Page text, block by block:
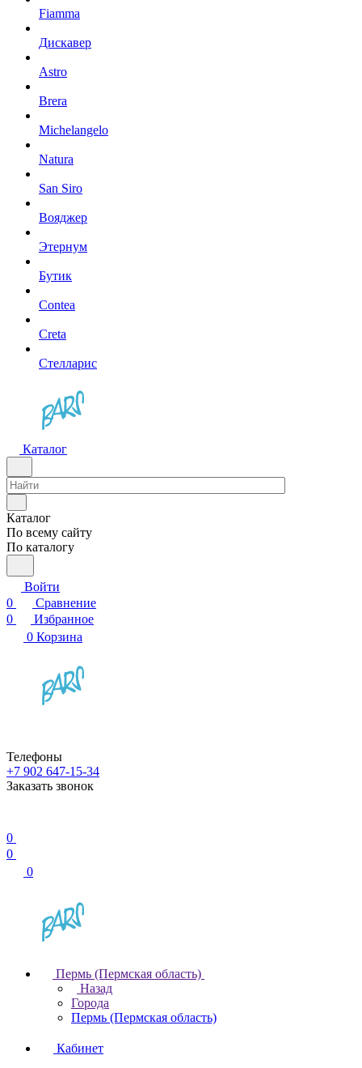
Fiamma
Дискавер
Astro
Brera
Michelangelo
Natura
San Siro
Вояджер
Этернум
Бутик
Contea
Creta
Стелларис
Каталог
Каталог
По всему сайту
По каталогу
Войти
0
Сравнение
0
Избранное
0 Корзина
Телефоны
+7 902 647-15-34
Заказать звонок
0
0
0
Пермь (Пермская область)
Назад
Города
Пермь (Пермская область)
Кабинет